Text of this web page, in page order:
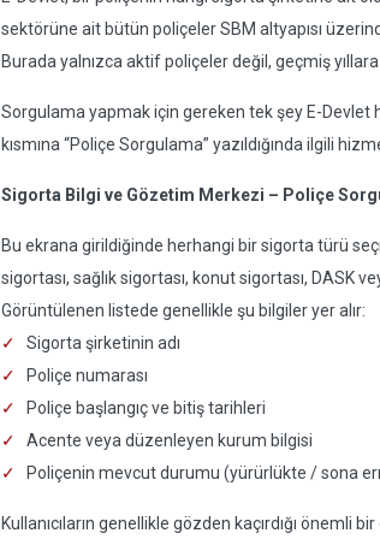
sektörüne ait bütün poliçeler SBM altyapısı
Burada yalnızca aktif poliçeler değil, geçmiş
Sorgulama yapmak için gereken tek şey E-Devlet
kısmına “Poliçe Sorgulama” yazıldığında ilgili
Sigorta Bilgi ve Gözetim Merkezi – Poliçe
Bu ekrana girildiğinde herhangi bir sigorta türü
sigortası, sağlık sigortası, konut sigortası, DASK
Görüntülenen listede genellikle şu bilgiler yer alır:
Sigorta şirketinin adı
Poliçe numarası
Poliçe başlangıç ve bitiş tarihleri
Acente veya düzenleyen kurum bilgisi
Poliçenin mevcut durumu (yürürlükte / sona
Kullanıcıların genellikle gözden kaçırdığı önemli